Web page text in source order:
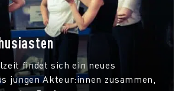
findet sich ein neues
jungen Akteur:innen zusammen,